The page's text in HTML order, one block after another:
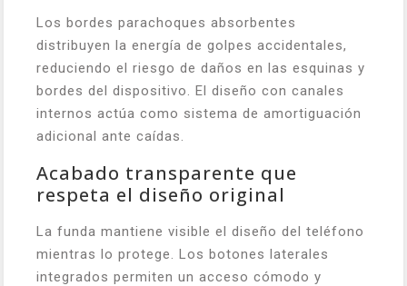
Los bordes parachoques absorbentes
distribuyen la energía de golpes accidentales,
reduciendo el riesgo de daños en las esquinas y
bordes del dispositivo. El diseño con canales
internos actúa como sistema de amortiguación
adicional ante caídas.
Acabado transparente que
respeta el diseño original
La funda mantiene visible el diseño del teléfono
mientras lo protege. Los botones laterales
integrados permiten un acceso cómodo y